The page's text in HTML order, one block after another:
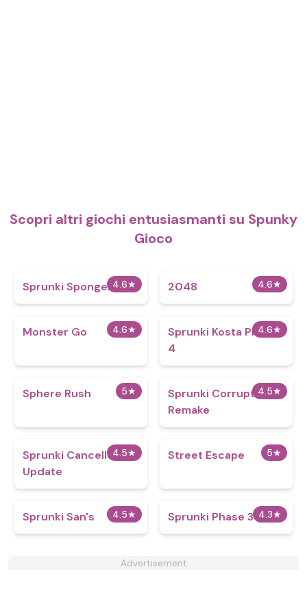
Scopri altri giochi entusiasmanti su Spunky
Gioco
4.6★
Sprunki Spongebob 4.6★
2048
4.6★
Monster Go 4.6★
Sprunki Kosta Phase
4
5★
Sphere Rush 4.5★
Sprunki Corruptbox 3
Remake
4.5★
Sprunki Cancelled
Update
5★
Street Escape
4.5★
Sprunki San's 4.3★
Sprunki Phase 3 Alive
Advertisement